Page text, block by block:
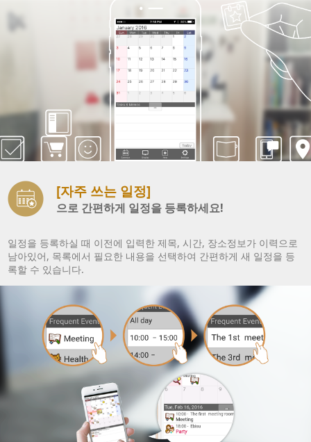
[자주 쓰는 일정]
으로 간편하게 일정을 등록하세요!
일정을 등록하실 때 이전에 입력한 제목, 시간, 장소정보가 이력으로
남아있어, 목록에서 필요한 내용을 선택하여 간편하게 새 일정을 등
록할 수 있습니다.